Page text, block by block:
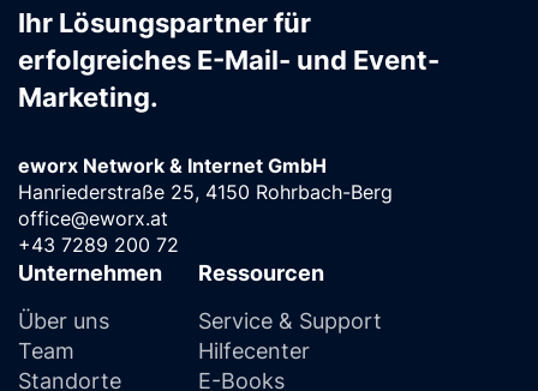
Ihr Lösungspartner für
erfolgreiches E-Mail- und Event-
Marketing.
eworx Network & Internet GmbH
Hanriederstraße 25, 4150 Rohrbach-Berg
office@eworx.at
+43 7289 200 72
Unternehmen
Über uns
Team
Standorte
Ressourcen
Service & Support
Hilfecenter
E-Books